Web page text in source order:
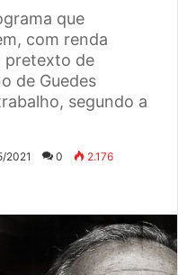
que
com renda
pretexto de
de Guedes
segundo a
2021 0 2.176